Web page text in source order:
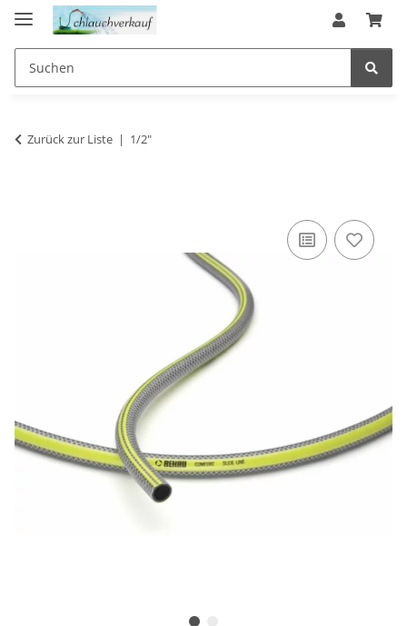
Zurück zur Liste 1/2"